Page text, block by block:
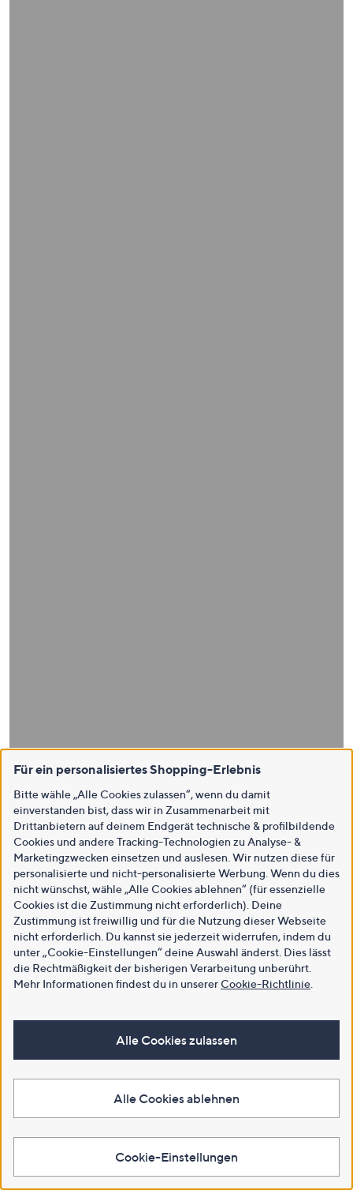
Für ein personalisiertes Shopping-Erlebnis
Bitte wähle „Alle Cookies zulassen“, wenn du damit
einverstanden bist, dass wir in Zusammenarbeit mit
Drittanbietern auf deinem Endgerät technische & profilbildende
Cookies und andere Tracking-Technologien zu Analyse- &
Marketingzwecken einsetzen und auslesen. Wir nutzen diese für
personalisierte und nicht-personalisierte Werbung. Wenn du dies
nicht wünschst, wähle „Alle Cookies ablehnen“ (für essenzielle
Cookies ist die Zustimmung nicht erforderlich). Deine
Zustimmung ist freiwillig und für die Nutzung dieser Webseite
nicht erforderlich. Du kannst sie jederzeit widerrufen, indem du
unter „Cookie-Einstellungen“ deine Auswahl änderst. Dies lässt
die Rechtmäßigkeit der bisherigen Verarbeitung unberührt.
Mehr Informationen findest du in unsererCookie-Richtlinie
Alle Cookies zulassen
Alle Cookies ablehnen
Cookie-Einstellungen